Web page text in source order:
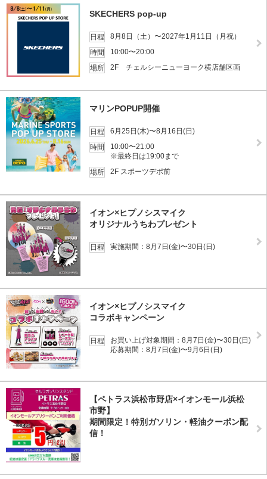
SKECHERS pop-up
日程
8月8日（土）〜2027年1月11日（月祝）
時間
10:00〜20:00
場所
2F チェルシーニューヨーク横店舗区画
マリンPOPUP開催
日程
6月25日(木)〜8月16日(日)
時間
10:00〜21:00
※最終日は19:00まで
場所
2F スポーツデポ前
イオン×ヒプノシスマイク
オリジナルうちわプレゼント
日程 実施期間：8月7日(金)〜30日(日)
イオン×ヒプノシスマイク
コラボキャンペーン
日程
お買い上げ対象期間：8月7日(金)〜30日(日)
応募期間：8月7日(金)〜9月6日(日)
【ペトラス浜松市野店×イオンモール浜松
市野】
期間限定！特別ガソリン・軽油クーポン配
信！